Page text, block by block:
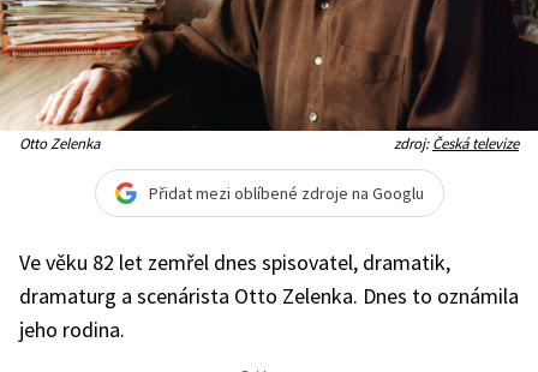
Otto Zelenka zdroj:Česká televize
Přidat mezi oblíbené zdroje na Googlu
Ve věku 82 let zemřel dnes spisovatel, dramatik,
dramaturg a scenárista Otto Zelenka. Dnes to oznámila
jeho rodina.